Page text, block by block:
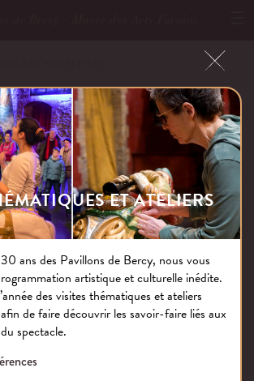
À LA NEWSLETTER
ET ATELIERS
ans des Pavillons de Bercy, nous vous
artistique et culturelle inédite.
des visites thématiques et ateliers
de faire découvrir les savoir-faire liés aux
spectacle.
NOTRE NEWSLETTER